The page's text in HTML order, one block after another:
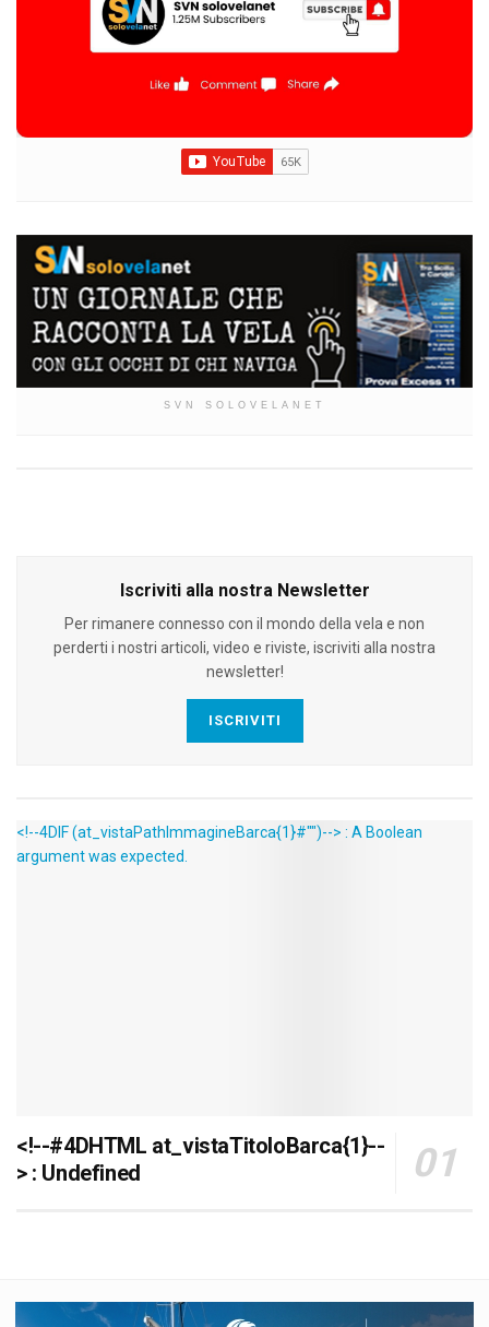
SVN SOLOVELANET
Iscriviti alla nostra Newsletter
Per rimanere connesso con il mondo della vela e non
perderti i nostri articoli, video e riviste, iscriviti alla nostra
newsletter!
ISCRIVITI
<!--4DIF (at_vistaPathImmagineBarca{1}#"")--> : A Boolean
argument was expected.
<!--#4DHTML at_vistaTitoloBarca{1}--
> : Undefined